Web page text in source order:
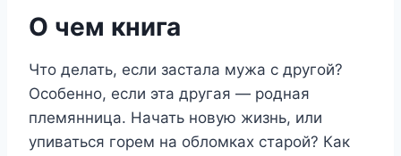
О чем книга
Что делать, если застала мужа с другой?
Особенно, если эта другая — родная
племянница. Начать новую жизнь, или
упиваться горем на обломках старой? Как